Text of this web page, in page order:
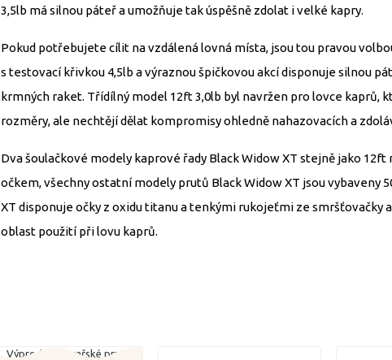
3,5lb má silnou páteř a umožňuje tak úspěšně zdolat i velké kapry.
Pokud potřebujete cílit na vzdálená lovná místa, jsou tou pravou
s testovací křivkou 4,5lb a výraznou špičkovou akcí disponuje silnou
krmných raket. Třídílný model 12ft 3,0lb byl navržen pro lovce kaprů,
rozměry, ale nechtějí dělat kompromisy ohledně nahazovacích a
Dva šoulačkové modely kaprové řady Black Widow XT stejně jako
očkem, všechny ostatní modely prutů Black Widow XT jsou vybaveny
XT disponuje očky z oxidu titanu a tenkými rukojeťmi ze smršťovačky
oblast použití při lovu kaprů.